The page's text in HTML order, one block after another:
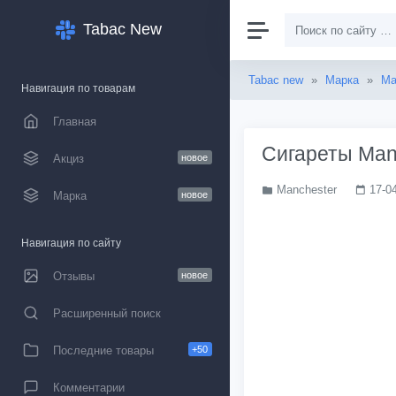
Tabac New
Навигация по товарам
Главная
Акциз новое
Марка новое
Навигация по сайту
Отзывы новое
Расширенный поиск
Последние товары +50
Комментарии
Tabac new » Марка »
Сигареты
Manchester 17-